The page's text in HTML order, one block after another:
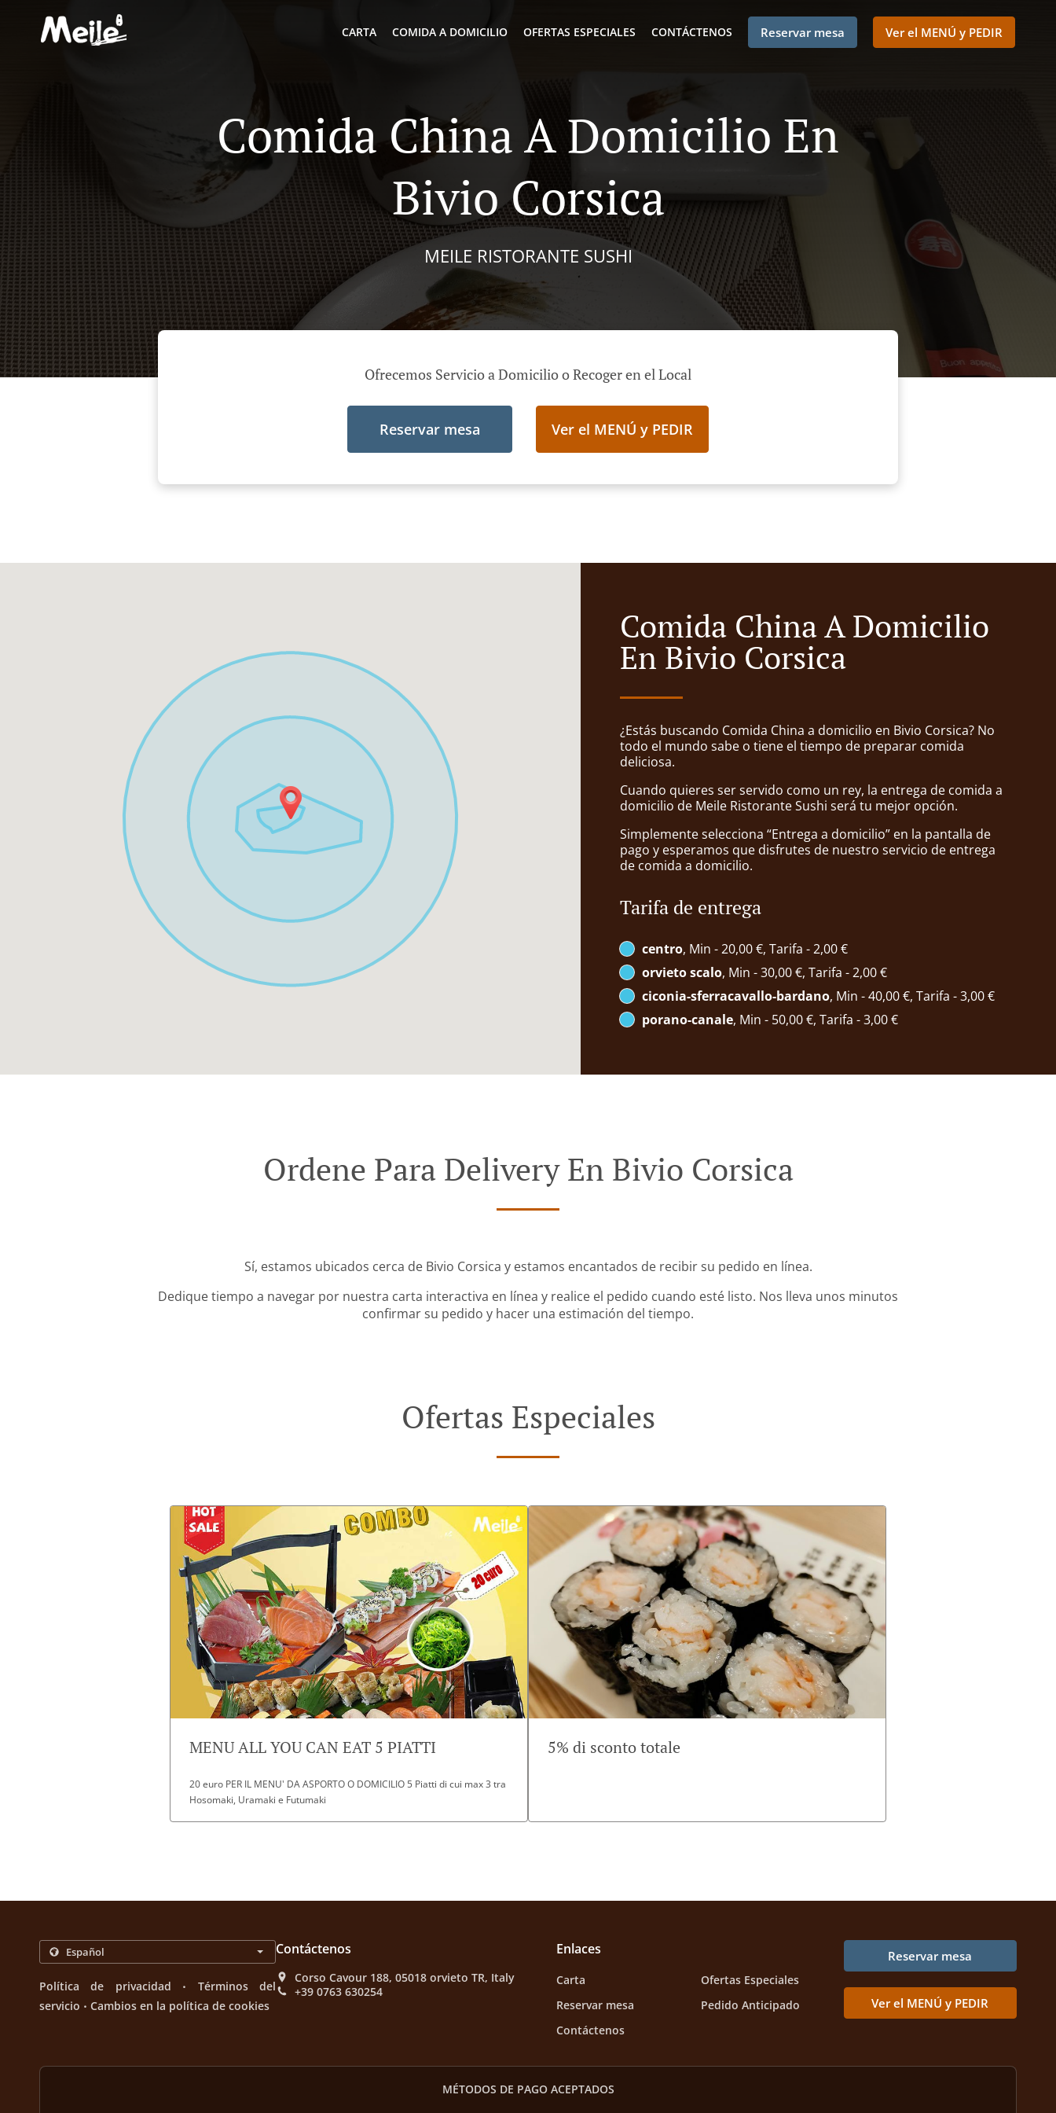
CARTA COMIDA A DOMICILIO OFERTAS ESPECIALES CONTÁCTENOS Reservar mesa Ver el MENÚ y PEDIR
Comida China A Domicilio En
Bivio Corsica
MEILE RISTORANTE SUSHI
Ofrecemos Servicio a Domicilio o Recoger en el Local
Reservar mesa Ver el MENÚ y PEDIR
Comida China A Domicilio
En Bivio Corsica
¿Estás buscando Comida China a domicilio en Bivio Corsica? No
todo el mundo sabe o tiene el tiempo de preparar comida
deliciosa.
Cuando quieres ser servido como un rey, la entrega de comida a
domicilio de Meile Ristorante Sushi será tu mejor opción.
Simplemente selecciona “Entrega a domicilio” en la pantalla de
pago y esperamos que disfrutes de nuestro servicio de entrega
de comida a domicilio.
Tarifa de entrega
centro, Min - 20,00 €, Tarifa - 2,00 €
orvieto scalo, Min - 30,00 €, Tarifa - 2,00 €
ciconia-sferracavallo-bardano, Min - 40,00 €, Tarifa - 3,00 €
porano-canale, Min - 50,00 €, Tarifa - 3,00 €
Ordene Para Delivery En Bivio Corsica
Sí, estamos ubicados cerca de Bivio Corsica y estamos encantados de recibir su pedido en línea.
Dedique tiempo a navegar por nuestra carta interactiva en línea y realice el pedido cuando esté listo. Nos lleva unos minutos
confirmar su pedido y hacer una estimación del tiempo.
Ofertas Especiales
MENU ALL YOU CAN EAT 5 PIATTI
20 euro PER IL MENU' DA ASPORTO O DOMICILIO 5 Piatti di cui max 3 tra
Hosomaki, Uramaki e Futumaki
5% di sconto totale
Política de privacidad .
Términos del
servicio . Cambios en la política de cookies
Contáctenos
Corso Cavour 188, 05018 orvieto TR, Italy
+39 0763 630254
Enlaces
Carta
Ofertas Especiales
Reservar mesa
Pedido Anticipado
Contáctenos
Reservar mesa
Ver el MENÚ y PEDIR
MÉTODOS DE PAGO ACEPTADOS